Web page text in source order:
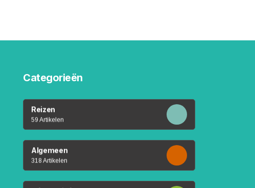
Categorieën
Reizen
59 Artikelen
Algemeen
318 Artikelen